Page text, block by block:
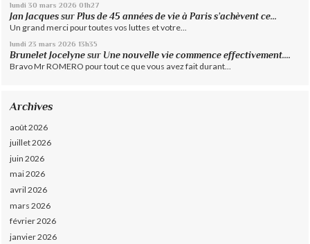
lundi 30 mars 2026 01h27
Jan Jacques surPlus de 45 années de vie à Paris s’achèvent ce...
Un grand merci pour toutes vos luttes et votre...
lundi 23 mars 2026 13h35
Brunelet Jocelyne sur Une nouvelle vie commence effectivement....
Bravo Mr ROMERO pour tout ce que vous avez fait durant...
Archives
août 2026
juillet 2026
juin 2026
mai 2026
avril 2026
mars 2026
février 2026
janvier 2026